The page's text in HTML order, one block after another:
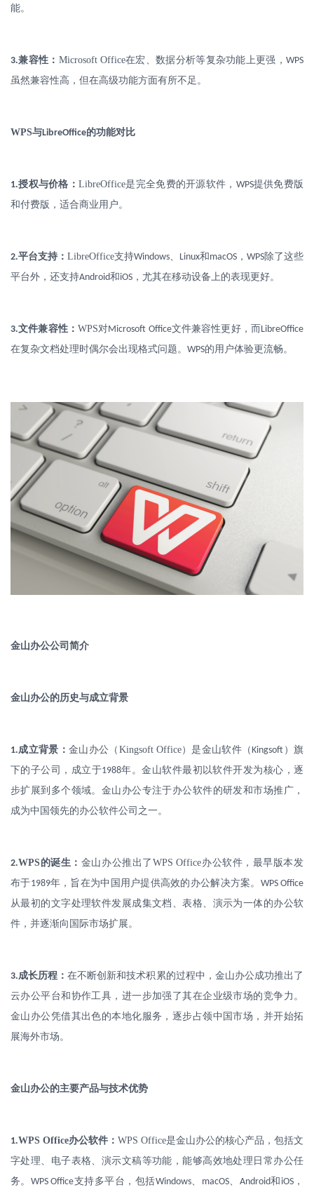
能。
3.兼容性： Microsoft Office在宏、数据分析等复杂功能上更强，WPS
虽然兼容性高，但在高级功能方面有所不足。
WPS与LibreOffice的功能对比
1.授权与价格：LibreOffice是完全免费的开源软件， WPS提供免费版
和付费版，适合商业用户。
2.平台支持： LibreOffice支持Windows、 Linux和 macOS ， WPS除了这些
平台外，还支持Android和 iOS ，尤其在移动设备上的表现更好。
3.文件兼容性：WPS对Microsoft Office文件兼容性更好，而 LibreOffice
在复杂文档处理时偶尔会出现格式问题。 WPS的用户体验更流畅。
金山办公公司简介
金山办公的历史与成立背景
1.成立背景： 金山办公（ Kingsoft Office）是金山软件（Kingsoft ）旗
下的子公司，成立于1988年。金山软件最初以软件开发为核心，逐
步扩展到多个领域。金山办公专注于办公软件的研发和市场推广，
成为中国领先的办公软件公司之一。
2.WPS的诞生： 金山办公推出了 WPS Office办公软件，最早版本发
布于1989年，旨在为中国用户提供高效的办公解决方案。 WPS Office
从最初的文字处理软件发展成集文档、表格、演示为一体的办公软
件，并逐渐向国际市场扩展。
3.成长历程：在不断创新和技术积累的过程中，金山办公成功推出了
云办公平台和协作工具，进一步加强了其在企业级市场的竞争力。
金山办公凭借其出色的本地化服务，逐步占领中国市场，并开始拓
展海外市场。
金山办公的主要产品与技术优势
1.WPS Office办公软件： WPS Office是金山办公的核心产品，包括文
字处理、电子表格、演示文稿等功能，能够高效地处理日常办公任
务。 WPS Office支持多平台，包括Windows、 macOS、 Android和 iOS，